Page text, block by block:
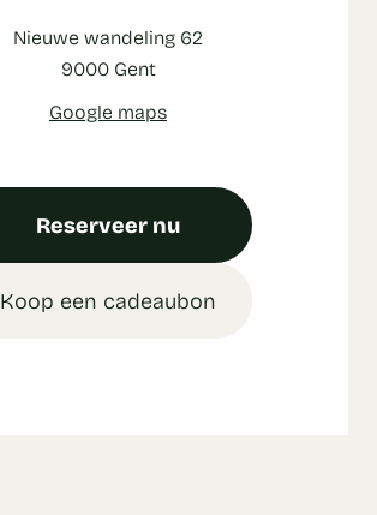
Nieuwe wandeling 62
9000 Gent
Google maps
Reserveer nu
Koop een cadeaubon